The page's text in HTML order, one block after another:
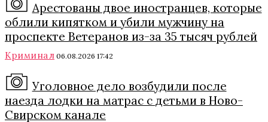
Арестованы двое иностранцев, которые
облили кипятком и убили мужчину на
проспекте Ветеранов из-за 35 тысяч рублей
Криминал 06.08.2026 17:42
Уголовное дело возбудили после
наезда лодки на матрас с детьми в Ново-
Свирском канале